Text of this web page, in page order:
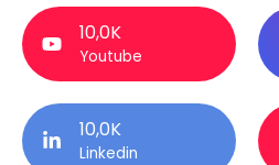
10,0K
Youtube
10,0K
Linkedin